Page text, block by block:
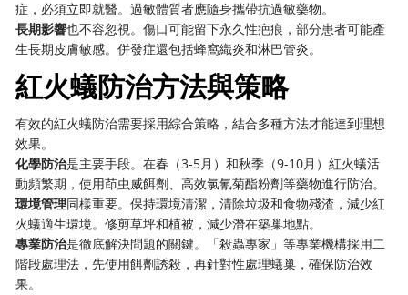
症，必須立即就醫。過敏體質者應隨身攜帶抗過敏藥物。
長期影響也不容忽視。傷口可能留下永久性疤痕，部分患者可能產
生長期皮膚敏感。併發症還包括蜂窩織炎和淋巴管炎。
紅火蟻防治方法與策略
有效的紅火蟻防治需要採用綜合策略，結合多種方法才能達到理想
效果。
化學防治是主要手段。在春（3-5月）和秋季（9-10月）紅火蟻活
動頻繁期，使用茚虫威餌劑、高效氯氰菊酯粉劑等藥物進行防治。
環境管理同樣重要。保持環境清潔，清除垃圾和食物殘渣，減少紅
火蟻適生環境。修剪草坪和植被，減少潛在築巢地點。
專業防治是徹底解決問題的關鍵。「殺蟲專家」等專業機構採用二
階段處理法，先使用餌劑誘殺，再針對性處理蟻巢，確保防治效
果。